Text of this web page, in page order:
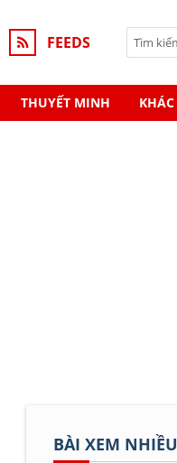
FEEDS
THUYẾT MINH KHÁC
BÀI XEM NHIỀU